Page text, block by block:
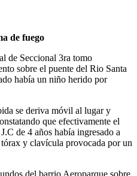
de fuego
de Seccional 3ra tomo
sobre el puente del Rio Santa
había un niño herido por
se deriva móvil al lugar y
que efectivamente el
de 4 años había ingresado a
y clavícula provocada por un
del barrio Aeroparque sobre